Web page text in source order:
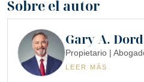
Sobre el autor
Gary A.
Propietario |
LEER MÁS